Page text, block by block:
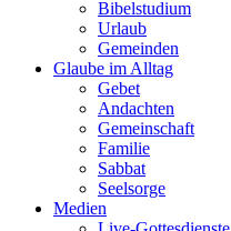
Bibelstudium
Urlaub
Gemeinden
Glaube im Alltag
Gebet
Andachten
Gemeinschaft
Familie
Sabbat
Seelsorge
Medien